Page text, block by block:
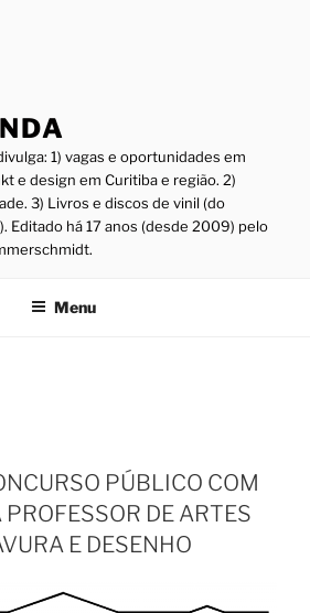
1) vagas e oportunidades em
e design em Curitiba e região. 2)
3) Livros e discos de vinil (do
Editado há 17 anos (desde 2009) pelo
Menu
PÚBLICO COM
DE ARTES
E DESENHO